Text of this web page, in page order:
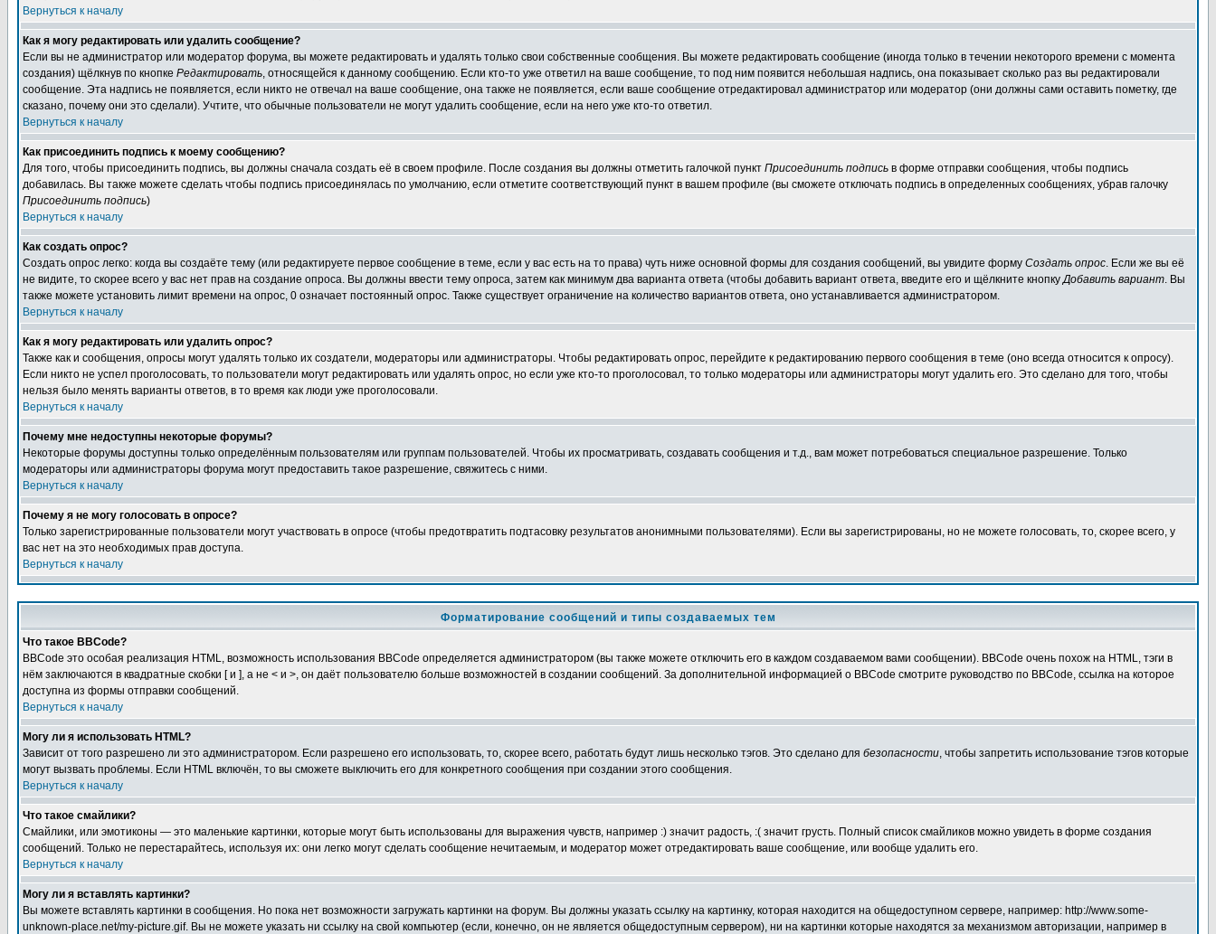
Вернуться к началу
Как я могу редактировать или удалить сообщение?
Если вы не администратор или модератор форума, вы можете редактировать и удалять только свои собственные сообщения. Вы можете редактировать сообщение (иногда только в течении некоторого времени с момента
создания) щёлкнув по кнопке Редактировать, относящейся к данному сообщению. Если кто-то уже ответил на ваше сообщение, то под ним появится небольшая надпись, она показывает сколько раз вы редактировали
сообщение. Эта надпись не появляется, если никто не отвечал на ваше сообщение, она также не появляется, если ваше сообщение отредактировал администратор или модератор (они должны сами оставить пометку, где
сказано, почему они это сделали). Учтите, что обычные пользователи не могут удалить сообщение, если на него уже кто-то ответил.
Вернуться к началу
Как присоединить подпись к моему сообщению?
Для того, чтобы присоединить подпись, вы должны сначала создать её в своем профиле. После создания вы должны отметить галочкой пункт Присоединить подпись в форме отправки сообщения, чтобы подпись
добавилась. Вы также можете сделать чтобы подпись присоединялась по умолчанию, если отметите соответствующий пункт в вашем профиле (вы сможете отключать подпись в определенных сообщениях, убрав галочку
Присоединить подпись)
Вернуться к началу
Как создать опрос?
Создать опрос легко: когда вы создаёте тему (или редактируете первое сообщение в теме, если у вас есть на то права) чуть ниже основной формы для создания сообщений, вы увидите форму Создать опрос. Если же вы её
не видите, то скорее всего у вас нет прав на создание опроса. Вы должны ввести тему опроса, затем как минимум два варианта ответа (чтобы добавить вариант ответа, введите его и щёлкните кнопкуДобавить вариант. Вы
также можете установить лимит времени на опрос, 0 означает постоянный опрос. Также существует ограничение на количество вариантов ответа, оно устанавливается администратором.
Вернуться к началу
Как я могу редактировать или удалить опрос?
Также как и сообщения, опросы могут удалять только их создатели, модераторы или администраторы. Чтобы редактировать опрос, перейдите к редактированию первого сообщения в теме (оно всегда относится к опросу).
Если никто не успел проголосовать, то пользователи могут редактировать или удалять опрос, но если уже кто-то проголосовал, то только модераторы или администраторы могут удалить его. Это сделано для того, чтобы
нельзя было менять варианты ответов, в то время как люди уже проголосовали.
Вернуться к началу
Почему мне недоступны некоторые форумы?
Некоторые форумы доступны только определённым пользователям или группам пользователей. Чтобы их просматривать, создавать сообщения и т.д., вам может потребоваться специальное разрешение. Только
модераторы или администраторы форума могут предоставить такое разрешение, свяжитесь с ними.
Вернуться к началу
Почему я не могу голосовать в опросе?
Только зарегистрированные пользователи могут участвовать в опросе (чтобы предотвратить подтасовку результатов анонимными пользователями). Если вы зарегистрированы, но не можете голосовать, то, скорее всего, у
вас нет на это необходимых прав доступа.
Вернуться к началу
Форматирование сообщений и типы создаваемых тем
Что такое BBCode?
BBCode это особая реализация HTML, возможность использования BBCode определяется администратором (вы также можете отключить его в каждом создаваемом вами сообщении). BBCode очень похож на HTML, тэги в
нём заключаются в квадратные скобки [ и ], а не < и >, он даёт пользователю больше возможностей в создании сообщений. За дополнительной информацией о BBCode смотрите руководство по BBCode, ссылка на которое
доступна из формы отправки сообщений.
Вернуться к началу
Могу ли я использовать HTML?
Зависит от того разрешено ли это администратором. Если разрешено его использовать, то, скорее всего, работать будут лишь несколько тэгов. Это сделано для безопасности, чтобы запретить использование тэгов которые
могут вызвать проблемы. Если HTML включён, то вы сможете выключить его для конкретного сообщения при создании этого сообщения.
Вернуться к началу
Что такое смайлики?
Смайлики, или эмотиконы — это маленькие картинки, которые могут быть использованы для выражения чувств, например :) значит радость, :( значит грусть. Полный список смайликов можно увидеть в форме создания
сообщений. Только не перестарайтесь, используя их: они легко могут сделать сообщение нечитаемым, и модератор может отредактировать ваше сообщение, или вообще удалить его.
Вернуться к началу
Могу ли я вставлять картинки?
Вы можете вставлять картинки в сообщения. Но пока нет возможности загружать картинки на форум. Вы должны указать ссылку на картинку, которая находится на общедоступном сервере, например: http://www.some-
unknown-place.net/my-picture.gif. Вы не можете указать ни ссылку на свой компьютер (если, конечно, он не является общедоступным сервером), ни на картинки которые находятся за механизмом авторизации, например в